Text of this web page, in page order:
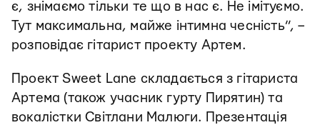
є, знімаємо тільки те що в нас є. Не імітуємо.
Тут максимальна, майже інтимна чесність”, –
розповідає гітарист проекту Артем.
Проект Sweet Lane складається з гітариста
Артема (також учасник гурту Пирятин) та
вокалістки Світлани Малюги. Презентація